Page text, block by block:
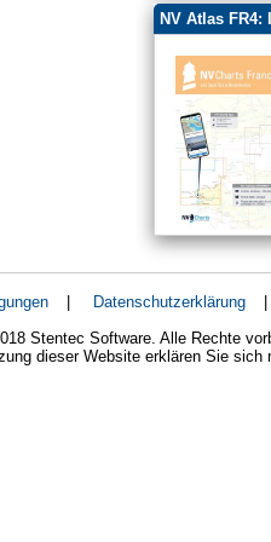
NV Atlas FR4:
| Datenschutzerklärung |
Stentec Software. Alle Rechte
dieser Website erklären Sie sich